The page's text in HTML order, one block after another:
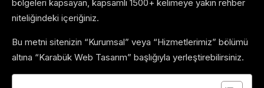
bölgeleri kapsayan, kapsamlı 1500+ kelimeye yakın rehber
niteliğindeki içeriğiniz.
Bu metni sitenizin “Kurumsal” veya “Hizmetlerimiz” bölümü
altına “Karabük Web Tasarım” başlığıyla yerleştirebilirsiniz.